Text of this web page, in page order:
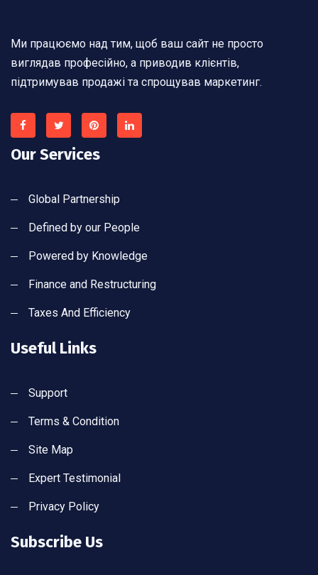
Ми працюємо над тим, щоб ваш сайт не просто
виглядав професійно, а приводив клієнтів,
підтримував продажі та спрощував маркетинг.
Our Services
Global Partnership
Defined by our People
Powered by Knowledge
Finance and Restructuring
Taxes And Efficiency
Useful Links
Support
Terms & Condition
Site Map
Expert Testimonial
Privacy Policy
Subscribe Us